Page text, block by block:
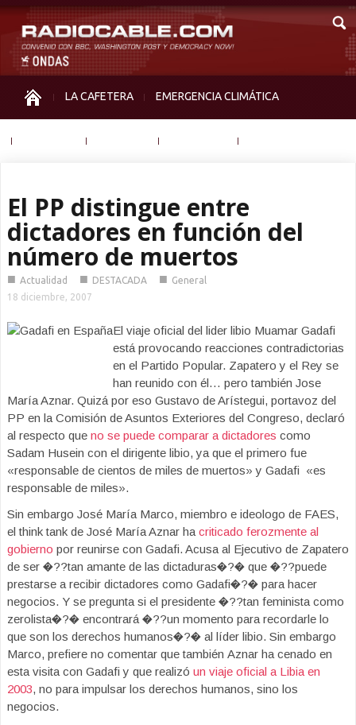
LA CAFETERA EMERGENCIA CLIMÁTICA
El PP distingue entre
dictadores en función del
número de muertos
■ Actualidad ■ DESTACADA ■ General
18 diciembre, 2007
El viaje oficial del lider libio Muamar Gadafi
está provocando reacciones contradictorias
en el Partido Popular. Zapatero y el Rey se
han reunido con él… pero también Jose
María Aznar. Quizá por eso Gustavo de Arístegui, portavoz del
PP en la Comisión de Asuntos Exteriores del Congreso, declaró
al respecto que no se puede comparar a dictadores como
Sadam Husein con el dirigente libio, ya que el primero fue
«responsable de cientos de miles de muertos» y Gadafi «es
responsable de miles».
Sin embargo José María Marco, miembro e ideologo de FAES,
el think tank de José María Aznar ha criticado ferozmente al
gobierno por reunirse con Gadafi. Acusa al Ejecutivo de Zapatero
de ser �??tan amante de las dictaduras�?� que �??puede
prestarse a recibir dictadores como Gadafi�?� para hacer
negocios. Y se pregunta si el presidente �??tan feminista como
zerolista�?� encontrará �??un momento para recordarle lo
que son los derechos humanos�?� al líder libio. Sin embargo
Marco, prefiere no comentar que también Aznar ha cenado en
esta visita con Gadafi y que realizó un viaje oficial a Libia en
2003, no para impulsar los derechos humanos, sino los
negocios.